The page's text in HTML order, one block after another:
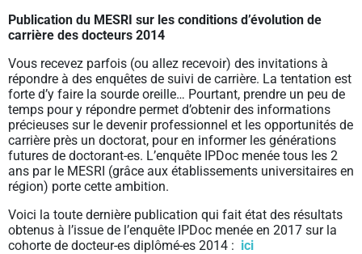
Publication du MESRI sur les conditions d’évolution de
carrière des docteurs 2014
Vous recevez parfois (ou allez recevoir) des invitations à
répondre à des enquêtes de suivi de carrière. La tentation est
forte d’y faire la sourde oreille… Pourtant, prendre un peu de
temps pour y répondre permet d’obtenir des informations
précieuses sur le devenir professionnel et les opportunités de
carrière près un doctorat, pour en informer les générations
futures de doctorant-es. L’enquête IPDoc menée tous les 2
ans par le MESRI (grâce aux établissements universitaires en
région) porte cette ambition.
Voici la toute dernière publication qui fait état des résultats
obtenus à l’issue de l’enquête IPDoc menée en 2017 sur la
cohorte de docteur-es diplômé-es 2014 : ici